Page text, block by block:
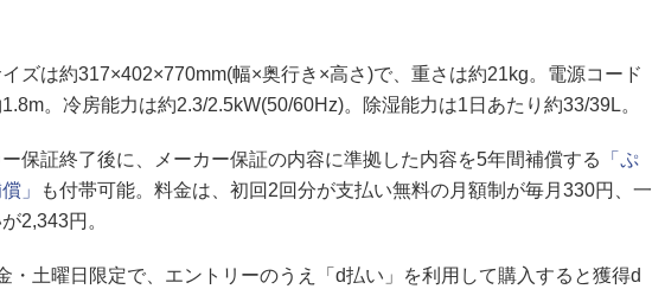
ズは約317×402×770mm(幅×奥行き×高さ)で、重さは約21kg。電源コード
。冷房能力は約2.3/2.5kW(50/60Hz)。除湿能力は1日あたり約33/39L。
ー保証終了後に、メーカー保証の内容に準拠した内容を5年間補償する
「ぷ
」
も付帯可能。料金は、初回2回分が支払い無料の月額制が毎月330円、一
2,343円。
・土曜日限定で、エントリーのうえ「d払い」を利用して購入すると獲得d